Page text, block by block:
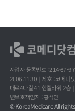
사업자 등록번호 : 214-87-
2006.11.30
제호 : 코메디
대로4다길 41 헨켈타워 2층
년보호책임자 : 홍석민
© KoreaMedicare All